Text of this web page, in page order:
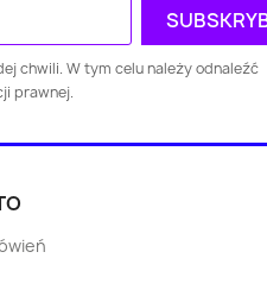
Wejherowo
chwili. W tym celu należy odnaleźć
prawnej.